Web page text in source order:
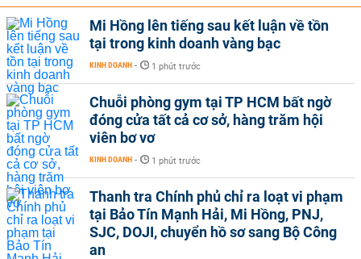
Mi Hồng lên tiếng sau kết luận về tồn
tại trong kinh doanh vàng bạc
KINH DOANH - 1 phút trước
Chuỗi phòng gym tại TP HCM bất ngờ
đóng cửa tất cả cơ sở, hàng trăm hội
viên bơ vơ
KINH DOANH - 1 phút trước
Thanh tra Chính phủ chỉ ra loạt vi phạm
tại Bảo Tín Mạnh Hải, Mi Hồng, PNJ,
SJC, DOJI, chuyển hồ sơ sang Bộ Công
an